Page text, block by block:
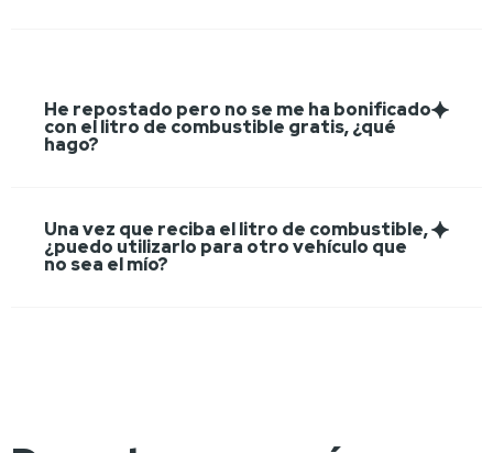
He repostado pero no se me ha bonificado
con el litro de combustible gratis, ¿qué
hago?
Una vez que reciba el litro de combustible,
¿puedo utilizarlo para otro vehículo que
no sea el mío?